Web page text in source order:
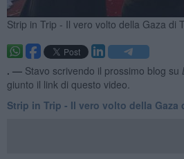
Strip in Trip - Il vero volto della Gaza di
. — Stavo scrivendo il prossimo blog su
giunto il link di questo video.
Strip in Trip - Il vero volto della Gaza